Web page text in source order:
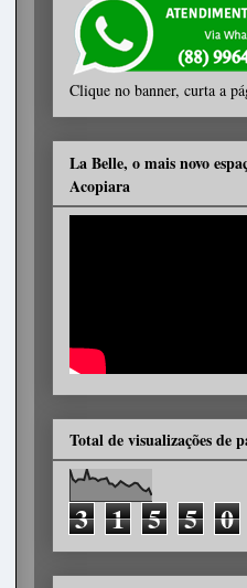
Clique no banner, curta a
La Belle, o mais novo
Acopiara
Total de visualizações de
3 1 5 5 0